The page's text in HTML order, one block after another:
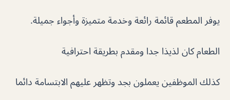
يوفر المطعم قائمة رائعة وخدمة متميزة وأجواء جميلة.
الطعام كان لذيذا جدا ومقدم بطريقة احترافية
كذلك الموظفين يعملون بجد وتظهر عليهم الابتسامة دائما